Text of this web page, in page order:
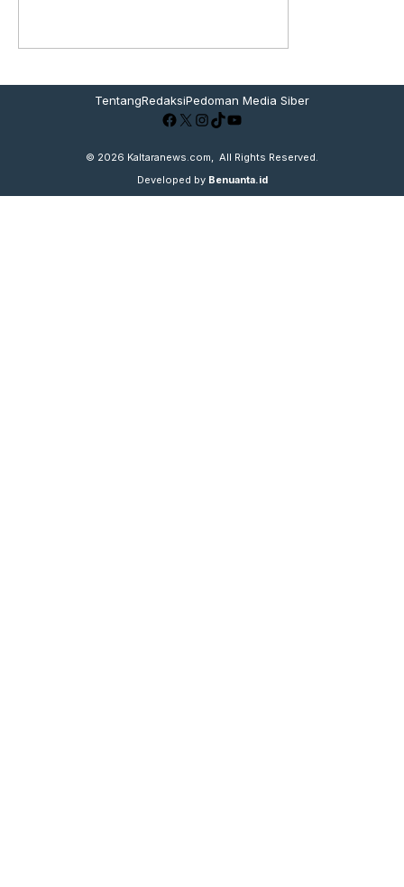
TentangRedaksiPedoman Media Siber
Facebook
X Instagram
TikTok
YouTube
© 2026 Kaltaranews.com, All Rights Reserved.
Developed by Benuanta.id